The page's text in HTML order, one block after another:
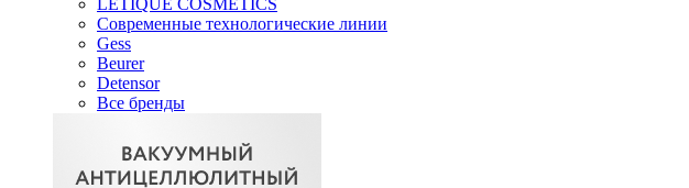
LETIQUE COSMETICS
Современные технологические линии
Gess
Beurer
Detensor
Все бренды